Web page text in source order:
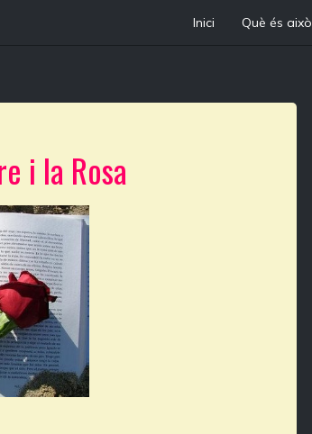
Inici Què és això
i la Rosa